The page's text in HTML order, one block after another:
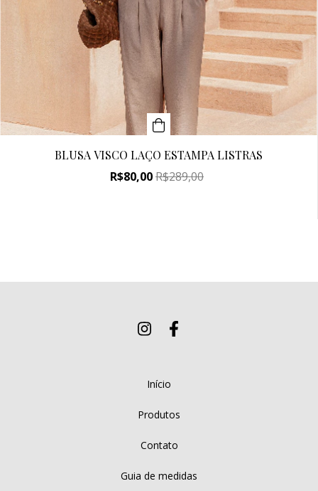
BLUSA VISCO LAÇO ESTAMPA LISTRAS
R$80,00R$289,00
Início
Produtos
Contato
Guia de medidas